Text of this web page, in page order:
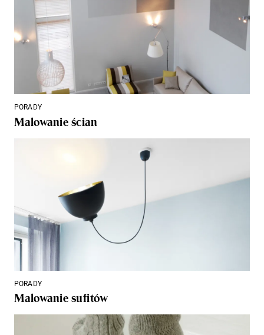
PORADY
Malowanie ścian
PORADY
Malowanie sufitów